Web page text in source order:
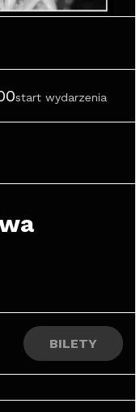
start wydarzenia
BILETY